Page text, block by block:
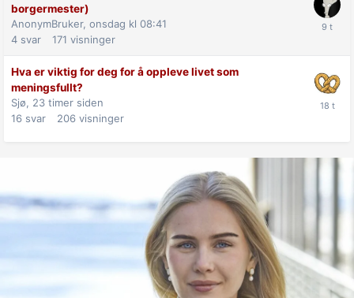
borgermester)
AnonymBruker, onsdag kl 08:41
4 svar 171 visninger
Hva er viktig for deg for å oppleve livet som
meningsfullt?
Sjø, 23 timer siden
16 svar 206 visninger